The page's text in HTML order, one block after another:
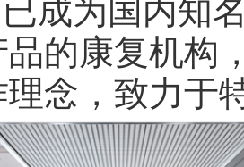
成为国内知
品的康复机构
念，致力于